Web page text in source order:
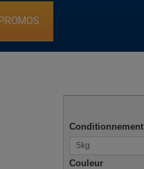
Conditionnement
5kg
Couleur